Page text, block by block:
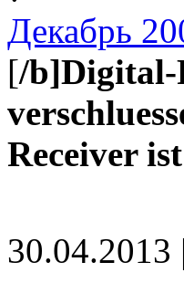
Декабрь
[/b]Digital-
Receiver
30.04.2013 |